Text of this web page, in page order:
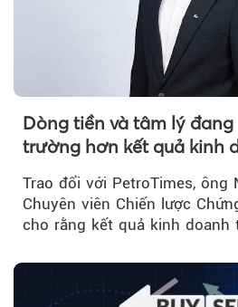
Dòng tiền và tâm lý
trường hơn kết quả kinh
Trao đổi với PetroTimes, ông
Chuyên viên Chiến lược
cho rằng kết quả kinh doanh